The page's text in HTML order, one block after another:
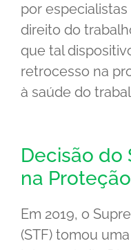
por
direito do
que tal
retrocesso na
à saúde do
Decisão do
na
Em 2019, o
(STF) tomou